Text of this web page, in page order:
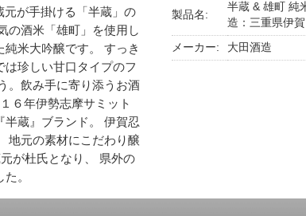
が手掛ける「半蔵」の
の酒米「雄町」を使用し
米大吟醸です。 すっき
は珍しい甘口タイプのフ
。飲み手に寄り添うお酒
６年伊勢志摩サミット
半蔵』ブランド。 伊賀忍
地元の素材にこだわり醸
が杜氏となり、 県外の
。
製品名:
半蔵 & 雄町 純
造：三重県伊賀
メーカー: 大田酒造